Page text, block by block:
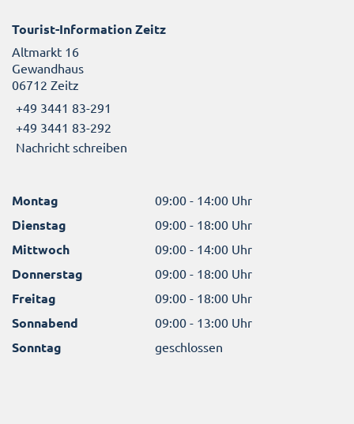
Tourist-Information Zeitz
Altmarkt 16
Gewandhaus
06712 Zeitz
+49 3441 83-291
+49 3441 83-292
Nachricht schreiben
Montag 09:00 - 14:00 Uhr
Dienstag 09:00 - 18:00 Uhr
Mittwoch 09:00 - 14:00 Uhr
Donnerstag 09:00 - 18:00 Uhr
Freitag 09:00 - 18:00 Uhr
Sonnabend 09:00 - 13:00 Uhr
Sonntag geschlossen